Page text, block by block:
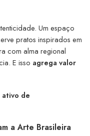
Um espaço
pratos inspirados em
com alma regional
E isso agrega valor
ativo de
a Arte Brasileira